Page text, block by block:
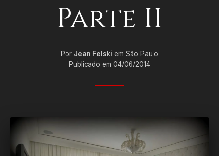
Parte II
Por Jean Felski em São Paulo
Publicado em 04/06/2014